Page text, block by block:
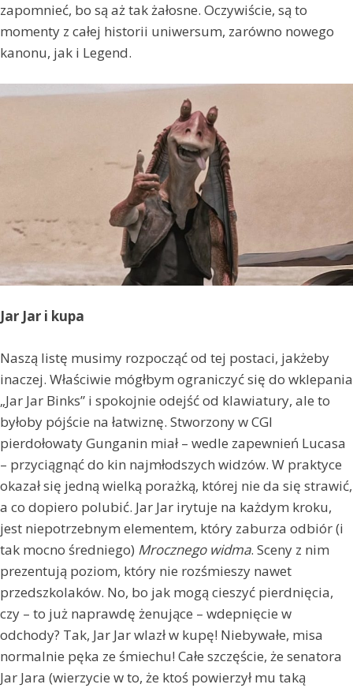
zapomnieć, bo są aż tak żałosne. Oczywiście, są to
momenty z całej historii uniwersum, zarówno nowego
kanonu, jak i Legend.
Jar Jar i kupa
Naszą listę musimy rozpocząć od tej postaci, jakżeby
inaczej. Właściwie mógłbym ograniczyć się do wklepania
„Jar Jar Binks” i spokojnie odejść od klawiatury, ale to
byłoby pójście na łatwiznę. Stworzony w CGI
pierdołowaty Gunganin miał – wedle zapewnień Lucasa
– przyciągnąć do kin najmłodszych widzów. W praktyce
okazał się jedną wielką porażką, której nie da się strawić,
a co dopiero polubić. Jar Jar irytuje na każdym kroku,
jest niepotrzebnym elementem, który zaburza odbiór (i
tak mocno średniego) Mrocznego widma. Sceny z nim
prezentują poziom, który nie rozśmieszy nawet
przedszkolaków. No, bo jak mogą cieszyć pierdnięcia,
czy – to już naprawdę żenujące – wdepnięcie w
odchody? Tak, Jar Jar wlazł w kupę! Niebywałe, misa
normalnie pęka ze śmiechu! Całe szczęście, że senatora
Jar Jara (wierzycie w to, że ktoś powierzył mu taką